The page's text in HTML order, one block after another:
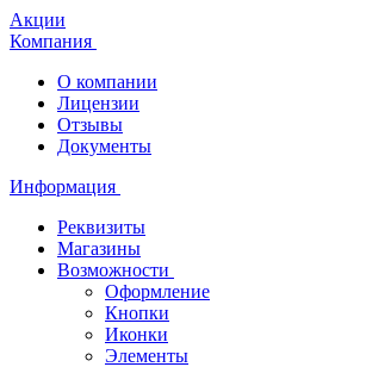
Акции
Компания
О компании
Лицензии
Отзывы
Документы
Информация
Реквизиты
Магазины
Возможности
Оформление
Кнопки
Иконки
Элементы